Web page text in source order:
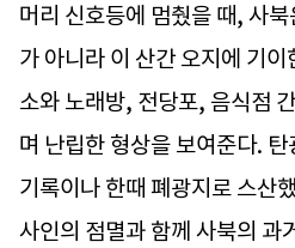
머리 신호등에 멈췄을 때, 사
가 아니라 이 산간 오지에 기
소와 노래방, 전당포, 음식점
며 난립한 형상을 보여준다.
기록이나 한때 폐광지로 스산
사인의 점멸과 함께 사북의 과